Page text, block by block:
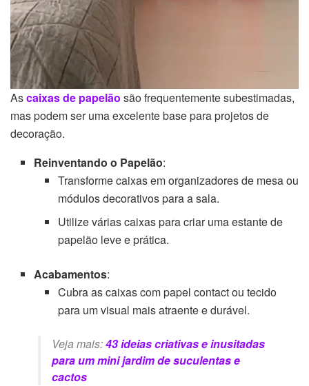
Ascaixas de papelão são frequentemente subestimadas,
mas podem ser uma excelente base para projetos de
decoração.
Reinventando o Papelão:
Transforme caixas em organizadores de mesa ou
módulos decorativos para a sala.
Utilize várias caixas para criar uma estante de
papelão leve e prática.
Acabamentos:
Cubra as caixas com papel contact ou tecido
para um visual mais atraente e durável.
Veja mais:43 ideias criativas e inusitadas
para um mini jardim de suculentas e
cactos